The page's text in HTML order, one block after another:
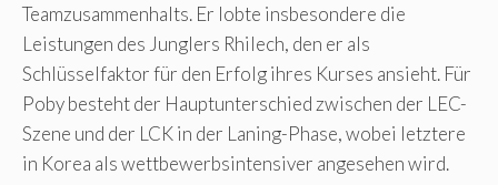
Teamzusammenhalts. Er lobte insbesondere die
Leistungen des Junglers Rhilech, den er als
Schlüsselfaktor für den Erfolg ihres Kurses ansieht. Für
Poby besteht der Hauptunterschied zwischen der LEC-
Szene und der LCK in der Laning-Phase, wobei letztere
in Korea als wettbewerbsintensiver angesehen wird.